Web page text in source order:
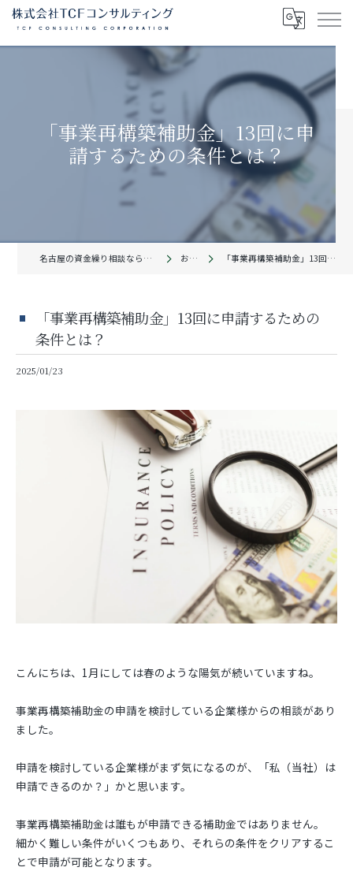
「事業再構築補助金」13回に申
請するための条件とは？
名古屋の資金繰り相談なら株式会社TCFコンサルティング お知らせ 「事業再構築補助金」13回に申請するための条件とは？
「事業再構築補助金」13回に申請するための
条件とは？
2025/01/23
こんにちは、1月にしては春のような陽気が続いていますね。
事業再構築補助金の申請を検討している企業様からの相談があり
ました。
申請を検討している企業様がまず気になるのが、「私（当社）は
申請できるのか？」かと思います。
事業再構築補助金は誰もが申請できる補助金ではありません。
細かく難しい条件がいくつもあり、それらの条件をクリアするこ
とで申請が可能となります。